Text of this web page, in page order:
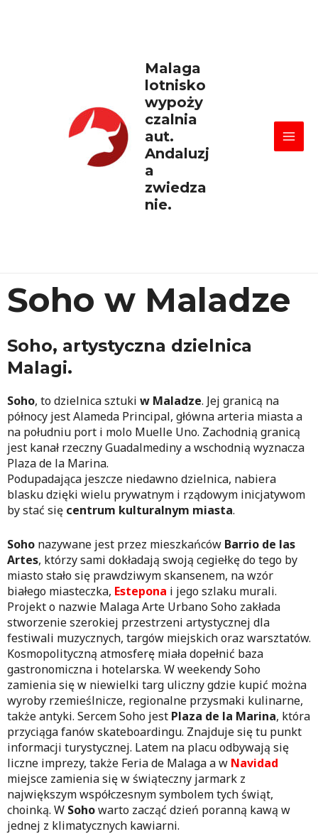
Malaga
lotnisko
wypoży
czalnia
aut.
Andaluzj
a
zwiedza
nie.
Soho w Maladze
Soho, artystyczna dzielnica
Malagi.
Soho, to dzielnica sztuki w Maladze. Jej granicą na
północy jest Alameda Principal, główna arteria miasta a
na południu port i molo Muelle Uno. Zachodnią granicą
jest kanał rzeczny Guadalmediny a wschodnią wyznacza
Plaza de la Marina.
Podupadająca jeszcze niedawno dzielnica, nabiera
blasku dzięki wielu prywatnym i rządowym inicjatywom
by stać się centrum kulturalnym miasta.
Soho nazywane jest przez mieszkańców Barrio de las
Artes, którzy sami dokładają swoją cegiełkę do tego by
miasto stało się prawdziwym skansenem, na wzór
białego miasteczka, Estepona i jego szlaku murali.
Projekt o nazwie Malaga Arte Urbano Soho zakłada
stworzenie szerokiej przestrzeni artystycznej dla
festiwali muzycznych, targów miejskich oraz warsztatów.
Kosmopolityczną atmosferę miała dopełnić baza
gastronomiczna i hotelarska. W weekendy Soho
zamienia się w niewielki targ uliczny gdzie kupić można
wyroby rzemieślnicze, regionalne przysmaki kulinarne,
także antyki. Sercem Soho jest Plaza de la Marina, która
przyciąga fanów skateboardingu. Znajduje się tu punkt
informacji turystycznej. Latem na placu odbywają się
liczne imprezy, także Feria de Malaga a w Navidad
miejsce zamienia się w świąteczny jarmark z
największym współczesnym symbolem tych świąt,
choinką. W Sohowarto zacząć dzień poranną kawą w
jednej z klimatycznych kawiarni.